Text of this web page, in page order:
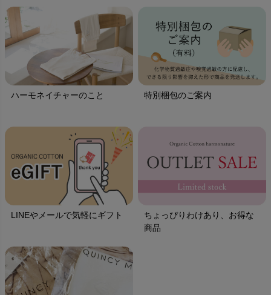
ハーモネイチャーのこと 特別梱包のご案内
LINEやメールで気軽にギフト
ちょっぴりわけあり、お得な
商品